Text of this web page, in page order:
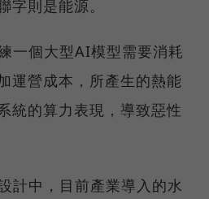
字則是能源。
一個大型AI模型需要消耗
運營成本，所產生的熱能
統的算力表現，導致惡性
計中，目前產業導入的水